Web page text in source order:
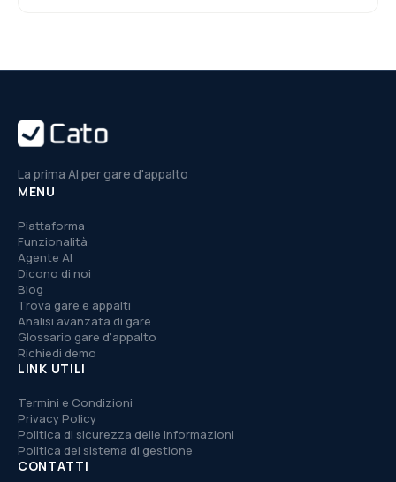
La prima AI per gare d'appalto
MENU
Piattaforma
Funzionalità
Agente AI
Dicono di noi
Blog
Trova gare e appalti
Analisi avanzata di gare
Glossario gare d'appalto
Richiedi demo
LINK UTILI
Termini e Condizioni
Privacy Policy
Politica di sicurezza delle informazioni
Politica del sistema di gestione
CONTATTI